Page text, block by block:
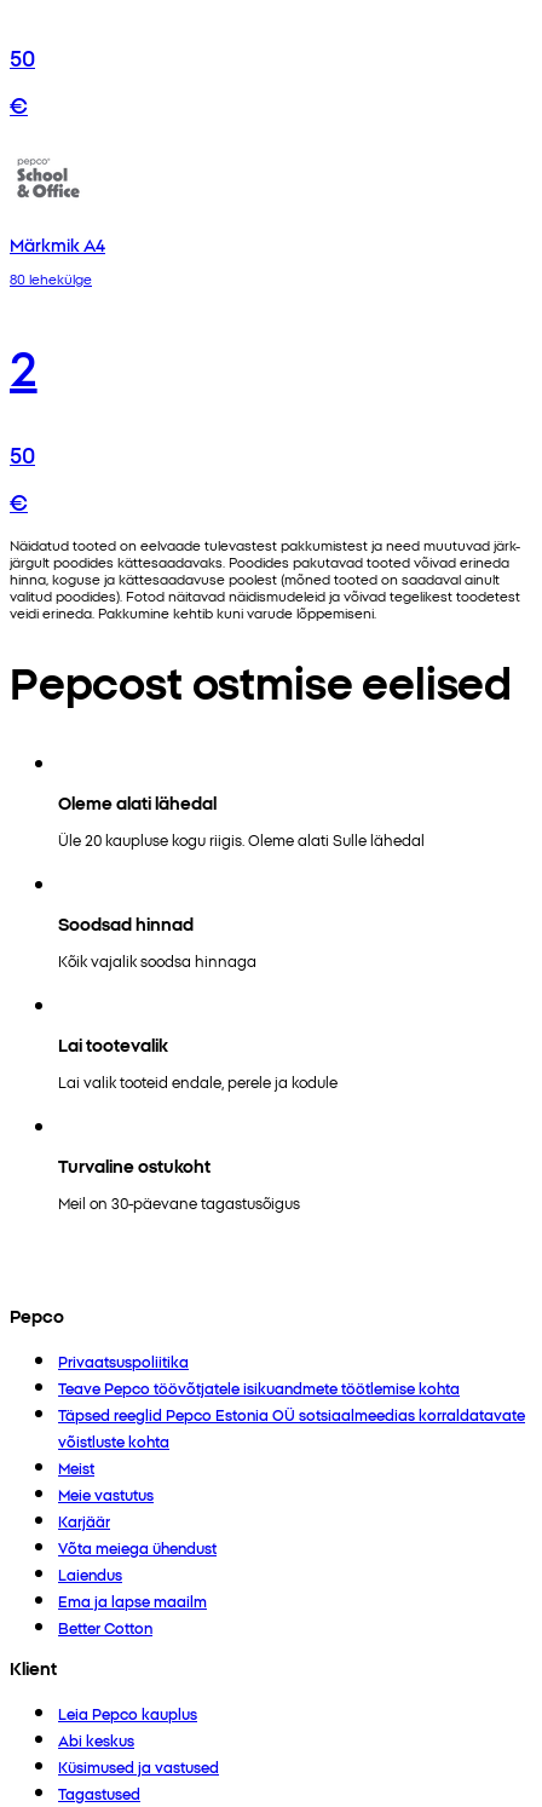
50
€
Märkmik A4
80 lehekülge
2
50
€
Näidatud tooted on eelvaade tulevastest pakkumistest ja need muutuvad järk-
järgult poodides kättesaadavaks. Poodides pakutavad tooted võivad erineda
hinna, koguse ja kättesaadavuse poolest (mõned tooted on saadaval ainult
valitud poodides). Fotod näitavad näidismudeleid ja võivad tegelikest toodetest
veidi erineda. Pakkumine kehtib kuni varude lõppemiseni.
Pepcost ostmise eelised
Oleme alati lähedal
Üle 20 kaupluse kogu riigis. Oleme alati Sulle lähedal
Soodsad hinnad
Kõik vajalik soodsa hinnaga
Lai tootevalik
Lai valik tooteid endale, perele ja kodule
Turvaline ostukoht
Meil on 30-päevane tagastusõigus
Pepco
Privaatsuspoliitika
Teave Pepco töövõtjatele isikuandmete töötlemise kohta
Täpsed reeglid Pepco Estonia OÜ sotsiaalmeedias korraldatavate
võistluste kohta
Meist
Meie vastutus
Karjäär
Võta meiega ühendust
Laiendus
Ema ja lapse maailm
Better Cotton
Klient
Leia Pepco kauplus
Abi keskus
Küsimused ja vastused
Tagastused